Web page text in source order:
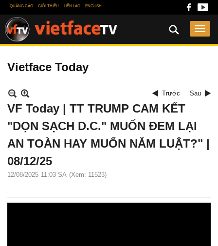
QUẢNG CÁO GIỚI THIỆU LIÊN LẠC ENGLISH
Vietface Today
Trước Sau
VF Today | TT TRUMP CAM KẾT
"DỌN SẠCH D.C." MUỐN ĐEM LẠI
AN TOÀN HAY MUỐN NẮM LUẬT?" |
08/12/25
12/08/2025 11:03 SA (Xem: 11523)